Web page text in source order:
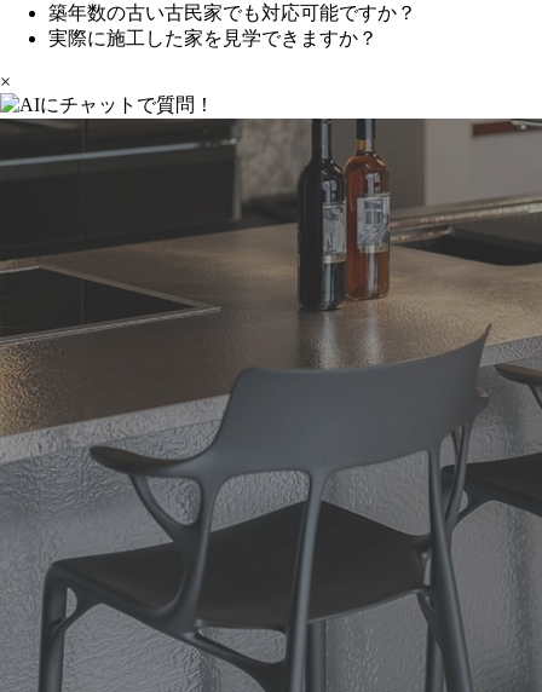
築年数の古い古民家でも対応可能ですか？
実際に施工した家を見学できますか？
×